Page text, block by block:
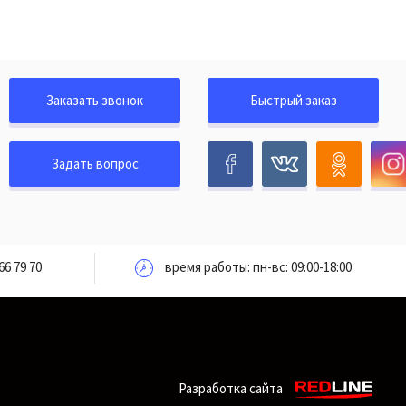
Заказать звонок
Задать вопрос
Быстрый заказ
79 70 время работы: пн-вс: 09:00-18:00
Разработка сайта